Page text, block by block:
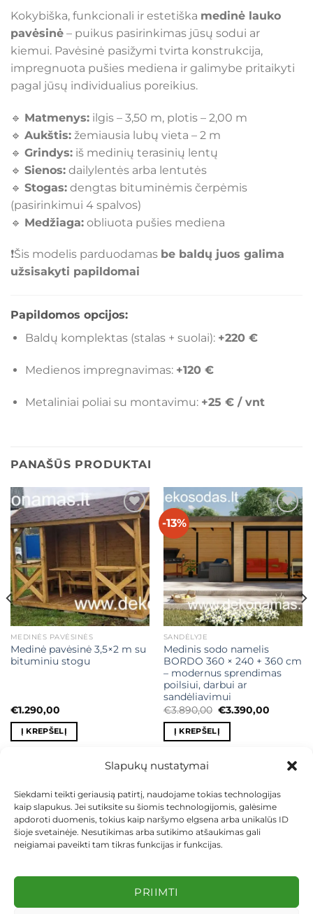
Slapukų nustatymai
Siekdami teikti geriausią patirtį, naudojame tokias technologijas
kaip slapukus. Jei sutiksite su šiomis technologijomis, galėsime
apdoroti duomenis, tokius kaip naršymo elgsena arba unikalūs ID
šioje svetainėje. Nesutikimas arba sutikimo atšaukimas gali
neigiamai paveikti tam tikras funkcijas ir funkcijas.
PRIIMTI
Kokybiška, funkcionali ir estetiška medinė lauko
pavėsinė – puikus pasirinkimas jūsų sodui ar
kiemui. Pavėsinė pasižymi tvirta konstrukcija,
impregnuota pušies mediena ir galimybe pritaikyti
pagal jūsų individualius poreikius.
🔹 Matmenys: ilgis – 3,50 m, plotis – 2,00 m
🔹 Aukštis: žemiausia lubų vieta – 2 m
🔹 Grindys: iš medinių terasinių lentų
🔹 Sienos: dailylentės arba lentutės
🔹 Stogas: dengtas bituminėmis čerpėmis
(pasirinkimui 4 spalvos)
🔹 Medžiaga: obliuota pušies mediena
❗Šis modelis parduodamas be baldų juos galima
užsisakyti papildomai
Papildomos opcijos:
Baldų komplektas (stalas + suolai): +220 €
Medienos impregnavimas: +120 €
Metaliniai poliai su montavimu: +25 € / vnt
PANAŠŪS PRODUKTAI
Mėgstamiausias
MEDINĖS PAVĖSINĖS
Medinė pavėsinė 3,5×2 m su
bituminiu stogu
€1.290,00
Į KREPŠELĮ
-13% Mėgstamiausias
SANDĖLYJE
Medinis sodo namelis
BORDO 360 × 240 + 360 cm
– modernus sprendimas
poilsiui, darbui ar
sandėliavimui
€3.890,00 Original
price
was:
€3.890,00.
€3.390,00Current
Į KREPŠELĮ
KONTAKTAI
INDIVIDUALŪS PROJEKTAI
MOKĖJIMAS LIZINGU
PIRKIMO TAISYKLĖS
PRISTATYMAS
KEITIMAS IR GRĄŽINIMAS
PRIVATUMO POLITIKA